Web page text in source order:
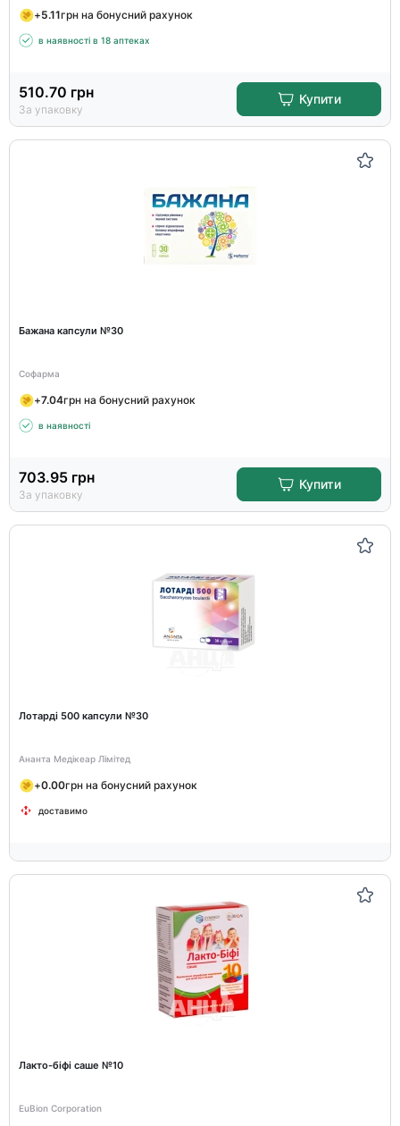
+5.11грн на бонусний рахунок
в наявності в 18 аптеках
510.70 грн
За упаковку
Купити
Бажана капсули №30
Софарма
+7.04грн на бонусний рахунок
в наявності
703.95 грн
За упаковку
Купити
Лотарді 500 капсули №30
Ананта Медікеар Лімітед
+0.00грн на бонусний рахунок
доставимо
Лакто-біфі саше №10
EuBion Corporation